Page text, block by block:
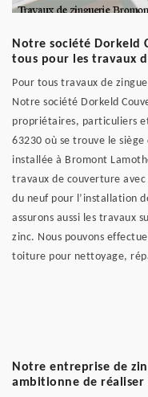
Notre société Dorkeld
tous pour les travaux
Pour tous travaux de
Notre société Dorkeld
propriétaires, particuliers
63230 où se trouve le
installée à Bromont
travaux de couverture
du neuf pour l’installation
assurons aussi les travaux
zinc. Nous pouvons
toiture pour nettoyage,
Notre entreprise de
ambitionne de